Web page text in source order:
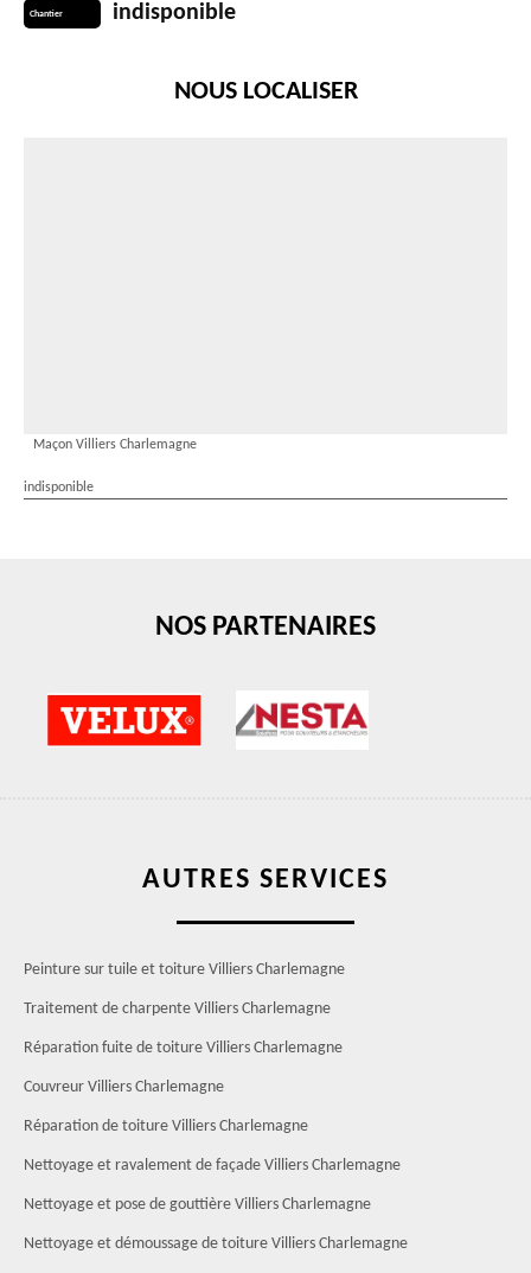
Chantier indisponible
NOUS LOCALISER
Maçon Villiers Charlemagne
indisponible
NOS PARTENAIRES
AUTRES SERVICES
Peinture sur tuile et toiture Villiers Charlemagne
Traitement de charpente Villiers Charlemagne
Réparation fuite de toiture Villiers Charlemagne
Couvreur Villiers Charlemagne
Réparation de toiture Villiers Charlemagne
Nettoyage et ravalement de façade Villiers Charlemagne
Nettoyage et pose de gouttière Villiers Charlemagne
Nettoyage et démoussage de toiture Villiers Charlemagne